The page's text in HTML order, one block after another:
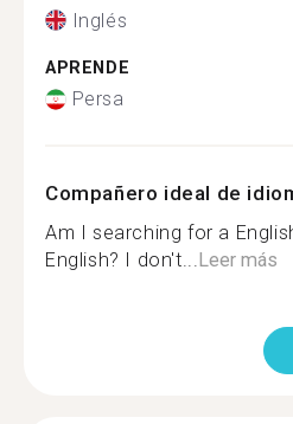
Inglés
APRENDE
Persa
Compañero ideal de
Am I searching for a
English? I don't...Leer más